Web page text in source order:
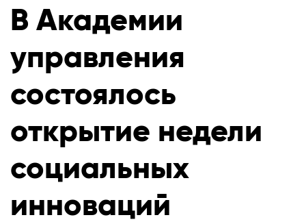
В Академии
управления
состоялось
открытие недели
социальных
инноваций